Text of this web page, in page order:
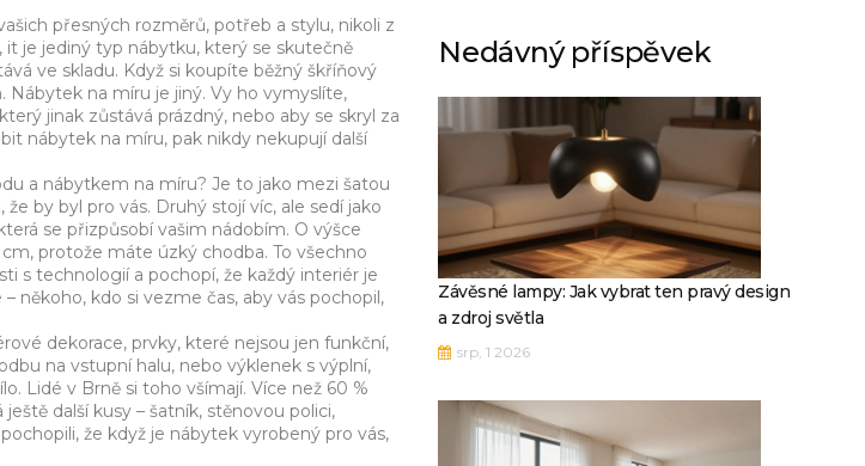
přesných rozměrů, potřeb a stylu, nikoli z
, it je jediný typ nábytku, který se skutečně
ve skladu. Když si koupíte běžný škříňový
na míru je jiný. Vy ho vymyslíte,
jinak zůstává prázdný, nebo aby se skryl za
nábytek na míru, pak nikdy nekupují další
a nábytkem na míru? Je to jako mezi šatou
by byl pro vás. Druhý stojí víc, ale sedí jako
se přizpůsobí vašim nádobím. O výšce
protože máte úzký chodba. To všechno
s technologií a pochopí, že každý interiér je
někoho, kdo si vezme čas, aby vás pochopil,
dekorace, prvky, které nejsou jen funkční,
na vstupní halu, nebo výklenek s výplní,
. Lidé v Brně si toho všímají. Více než 60 %
další kusy – šatník, stěnovou polici,
že když je nábytek vyrobený pro vás,
Nedávný příspěvek
Závěsné lampy: Jak vybrat ten pravý design
a zdroj světla
srp, 1 2026